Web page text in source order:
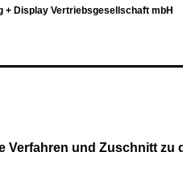
+ Display Vertriebsgesellschaft mbH
Verfahren und Zuschnitt zu